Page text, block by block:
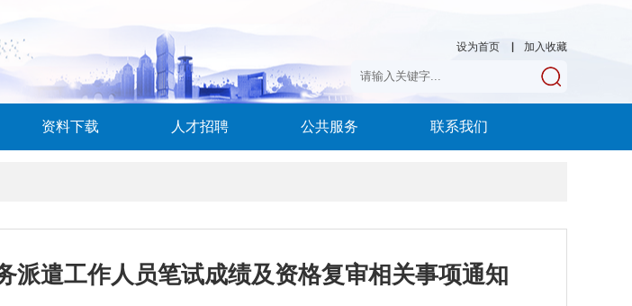
设为首页 加入收藏
资料下载 人才招聘 公共服务 联系我们
派遣工作人员笔试成绩及资格复审相关事项通知